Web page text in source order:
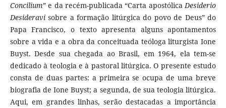
Concilium” e da recém-publicada “Carta apostólicaDesiderio
Desideravisobre a formação litúrgica do povo de Deus” do
Papa Francisco, o texto apresenta alguns apontamentos
sobre a vida e a obra da conceituada teóloga liturgista Ione
Buyst. Desde sua chegada ao Brasil, em 1964, ela tem-se
dedicado à teologia e à pastoral litúrgica. O presente estudo
consta de duas partes: a primeira se ocupa de uma breve
biografia de Ione Buyst; a segunda, de sua teologia litúrgica.
Aqui, em grandes linhas, serão destacadas a importância